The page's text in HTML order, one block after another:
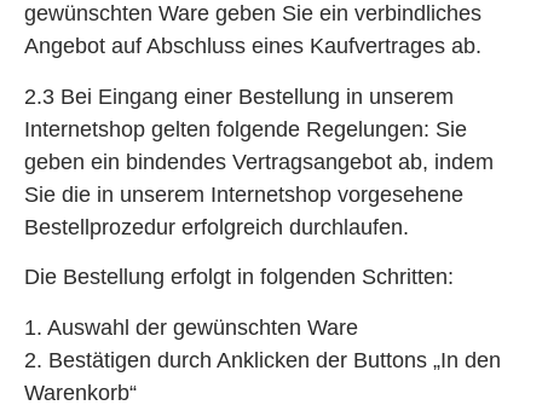
gewünschten Ware geben Sie ein verbindliches
Angebot auf Abschluss eines Kaufvertrages ab.
2.3 Bei Eingang einer Bestellung in unserem
Internetshop gelten folgende Regelungen: Sie
geben ein bindendes Vertragsangebot ab, indem
Sie die in unserem Internetshop vorgesehene
Bestellprozedur erfolgreich durchlaufen.
Die Bestellung erfolgt in folgenden Schritten:
1. Auswahl der gewünschten Ware
2. Bestätigen durch Anklicken der Buttons „In den
Warenkorb“